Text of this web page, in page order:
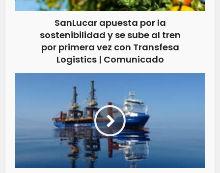
SanLucar apuesta por la
sostenibilidad y se sube al tren
por primera vez con Transfesa
Logistics | Comunicado